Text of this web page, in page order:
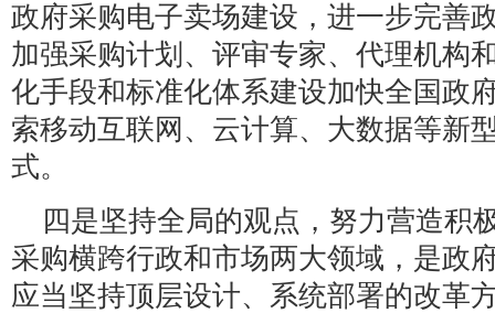
政府采购电子卖场建设，进一步完善
加强采购计划、评审专家、代理机构
化手段和标准化体系建设加快全国政
索移动互联网、云计算、大数据等新
式。
四是坚持全局的观点，努力营造积
采购横跨行政和市场两大领域，是政
应当坚持顶层设计、系统部署的改革